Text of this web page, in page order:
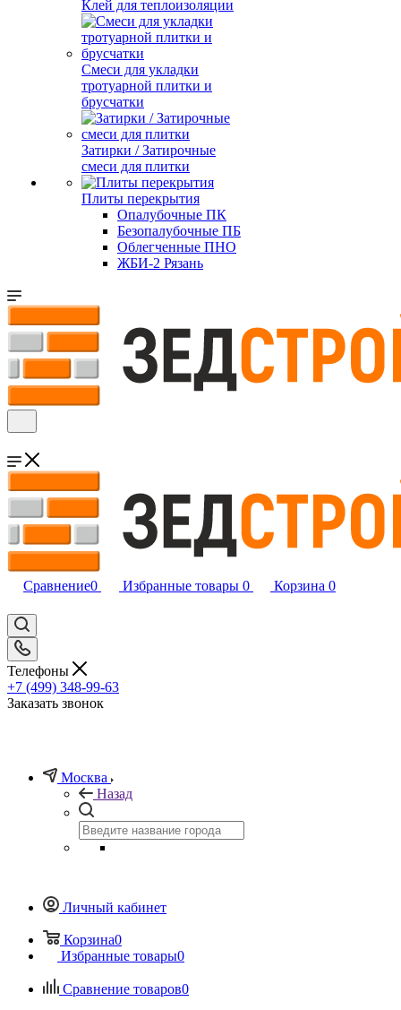
Клей для теплоизоляции
Смеси для укладки
тротуарной плитки и
брусчатки
Затирки / Затирочные
смеси для плитки
Плиты перекрытия
Опалубочные ПК
Безопалубочные ПБ
Облегченные ПНО
ЖБИ-2 Рязань
Сравнение0 Избранные товары 0 Корзина 0
Телефоны
+7 (499) 348-99-63
Заказать звонок
Москва
Назад
Личный кабинет
Корзина0
Избранные товары0
Сравнение товаров0